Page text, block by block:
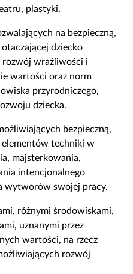
plastyki.
na bezpieczną,
dziecko
rozwój wrażliwości i
wartości oraz norm
przyrodniczego,
dziecka.
bezpieczną,
elementów techniki w
majsterkowania,
intencjonalnego
wytworów swojej pracy.
różnymi środowiskami,
uznanymi przez
wartości, na rzecz
rozwój